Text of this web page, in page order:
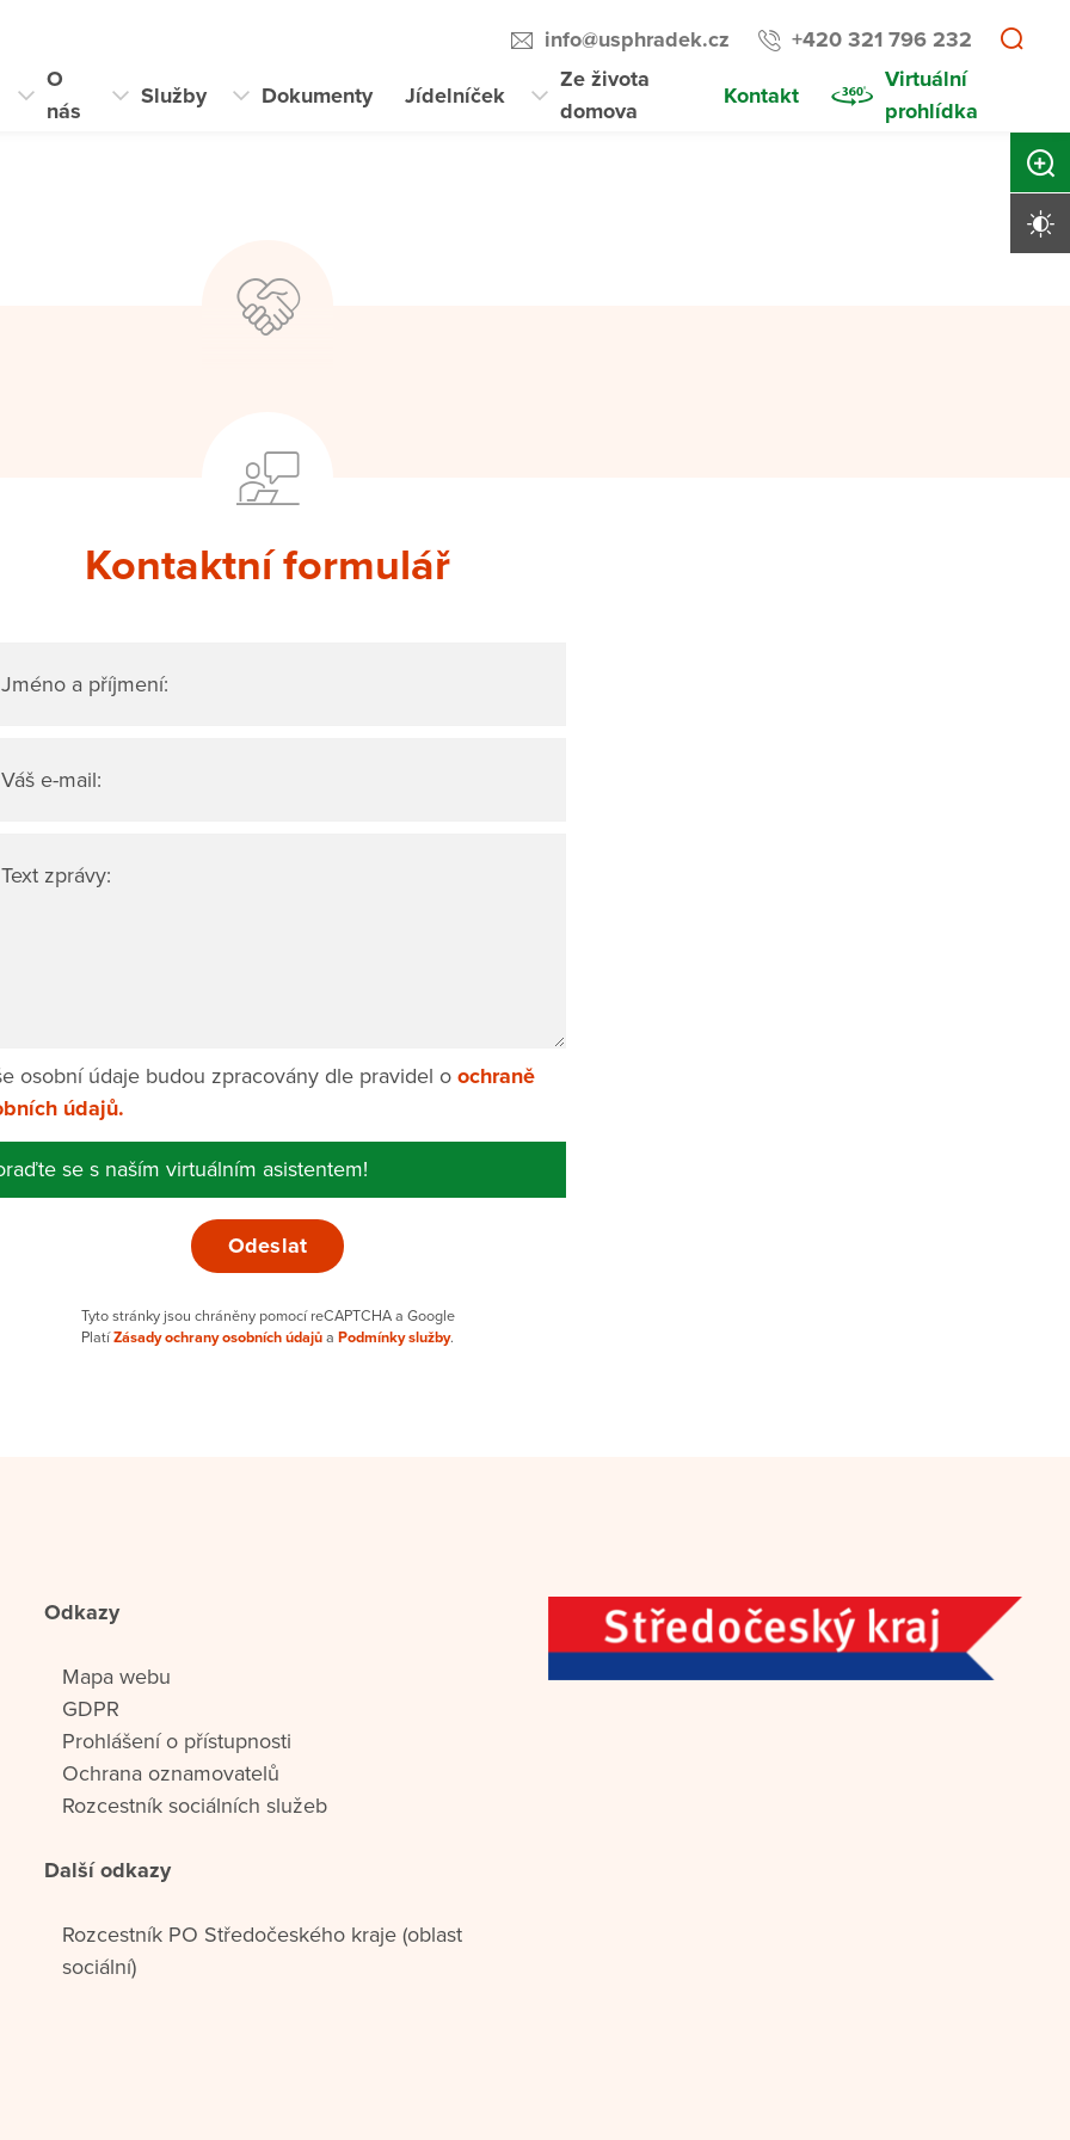
info@usphradek.cz
+420 321 796 232
O
nás
Služby Dokumenty Jídelníček
Ze života
domova
Kontakt
Virtuální
prohlídka
Kontaktní formulář
Jméno a příjmení:
Váš e-mail:
Text zprávy:
osobní údaje budou zpracovány dle pravidel o ochraně
údajů.
se s naším virtuálním asistentem!
Tyto stránky jsou chráněny pomocí reCAPTCHA a Google
PlatíZásady ochrany osobních údajůa Podmínky služby.
Odkazy
Mapa webu
GDPR
Prohlášení o přístupnosti
Ochrana oznamovatelů
Rozcestník sociálních služeb
Další odkazy
Rozcestník PO Středočeského kraje (oblast
sociální)